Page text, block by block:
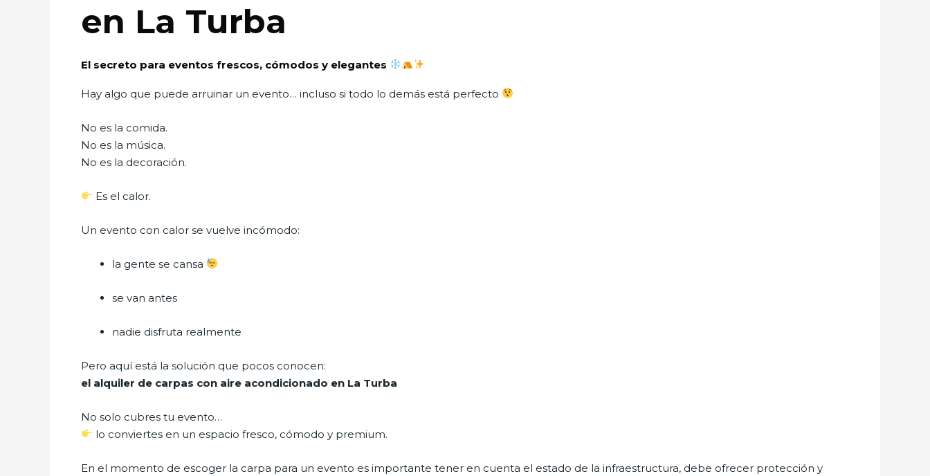
en La Turba
El secreto para eventos frescos, cómodos y elegantes
Hay algo que puede arruinar un evento… incluso si todo lo demás está perfecto
No es la comida.
No es la música.
No es la decoración.
Es el calor.
Un evento con calor se vuelve incómodo:
la gente se cansa
se van antes
nadie disfruta realmente
Pero aquí está la solución que pocos conocen:
el alquiler de carpas con aire acondicionado en La Turba
No solo cubres tu evento…
lo conviertes en un espacio fresco, cómodo y premium.
En el momento de escoger la carpa para un evento es importante tener en cuenta el estado de la infraestructura, debe ofrecer protección y